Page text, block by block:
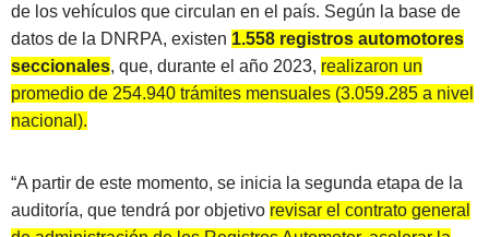
de los vehículos que circulan en el país. Según la base de
datos de la DNRPA, existen 1.558 registros automotores
seccionales, que, durante el año 2023, realizaron un
promedio de 254.940 trámites mensuales (3.059.285 a nivel
nacional).
“A partir de este momento, se inicia la segunda etapa de la
auditoría, que tendrá por objetivo revisar el contrato general